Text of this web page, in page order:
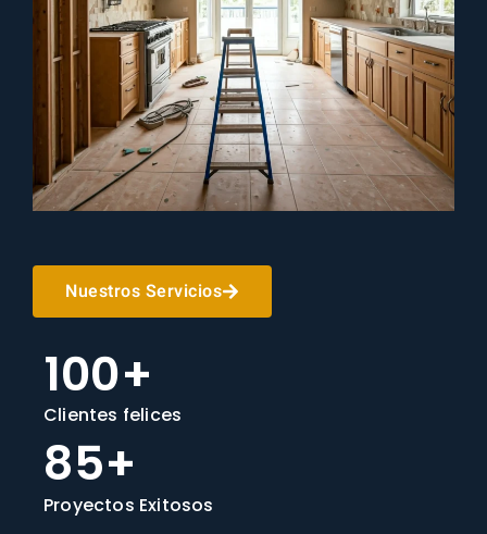
Nuestros Servicios
100+
Clientes felices
85+
Proyectos Exitosos